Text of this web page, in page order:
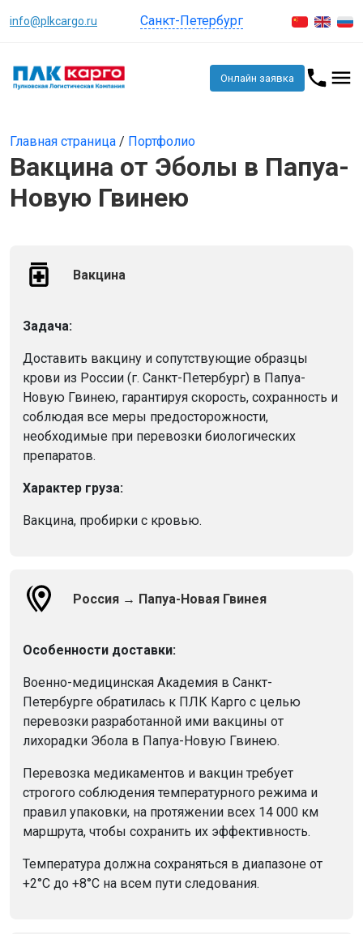
info@plkcargo.ru Санкт-Петербург
Онлайн заявка
Главная страница / Портфолио
Вакцина от Эболы в Папуа-
Новую Гвинею
Вакцина
Задача:
Доставить вакцину и сопутствующие образцы
крови из России (г. Санкт-Петербург) в Папуа-
Новую Гвинею, гарантируя скорость, сохранность и
соблюдая все меры предосторожности,
необходимые при перевозки биологических
препаратов.
Характер груза:
Вакцина, пробирки с кровью.
Россия → Папуа-Новая Гвинея
Особенности доставки:
Военно-медицинская Академия в Санкт-
Петербурге обратилась к ПЛК Карго с целью
перевозки разработанной ими вакцины от
лихорадки Эбола в Папуа-Новую Гвинею.
Перевозка медикаментов и вакцин требует
строгого соблюдения температурного режима и
правил упаковки, на протяжении всех 14 000 км
маршрута, чтобы сохранить их эффективность.
Температура должна сохраняться в диапазоне от
+2°C до +8°C на всем пути следования.